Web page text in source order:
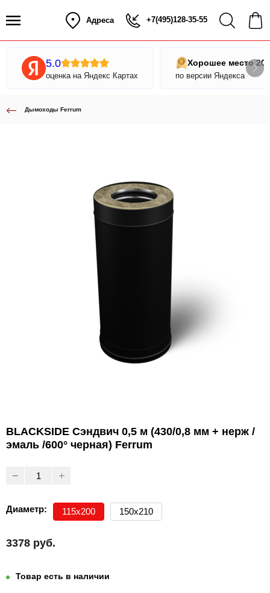
Адреса +7(495)128-35-55
5.0
оценка на Яндекс Картах
Хорошее место
по версии Яндекса
Дымоходы Ferrum
BLACKSIDE Сэндвич 0,5 м (430/0,8 мм + нерж /
эмаль /600° черная) Ferrum
Диаметр: 115х200 150х210
3378 руб.
Товар есть в наличии